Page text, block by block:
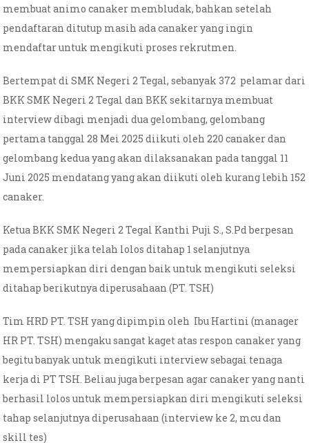
membuat animo canaker membludak, bahkan setelah
pendaftaran ditutup masih ada canaker yang ingin
mendaftar untuk mengikuti proses rekrutmen.
Bertempat di SMK Negeri 2 Tegal, sebanyak 372 pelamar dari
BKK SMK Negeri 2 Tegal dan BKK sekitarnya membuat
interview dibagi menjadi dua gelombang, gelombang
pertama tanggal 28 Mei 2025 diikuti oleh 220 canaker dan
gelombang kedua yang akan dilaksanakan pada tanggal 11
Juni 2025 mendatang yang akan diikuti oleh kurang lebih 152
canaker.
Ketua BKK SMK Negeri 2 Tegal Kanthi Puji S., S.Pd berpesan
pada canaker jika telah lolos ditahap 1 selanjutnya
mempersiapkan diri dengan baik untuk mengikuti seleksi
ditahap berikutnya diperusahaan (PT. TSH)
Tim HRD PT. TSH yang dipimpin oleh Ibu Hartini (manager
HR PT. TSH) mengaku sangat kaget atas respon canaker yang
begitu banyak untuk mengikuti interview sebagai tenaga
kerja di PT TSH. Beliau juga berpesan agar canaker yang nanti
berhasil lolos untuk mempersiapkan diri mengikuti seleksi
tahap selanjutnya diperusahaan (interview ke 2, mcu dan
skill tes)